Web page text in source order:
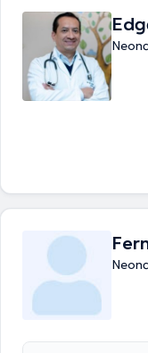
tener una formación
numerosos